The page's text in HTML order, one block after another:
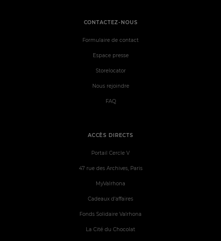
ACCÈS DIRECTS
Portail Cercle V
47 rue des Archives, Paris
MyValrhona
Cadeaux d'affaires
Fonds Solidaire Valrhona
La Cité du Chocolat
CONTACTEZ-NOUS
Formulaire de contact
Espace presse
Storelocator
Nous rejoindre
FAQ